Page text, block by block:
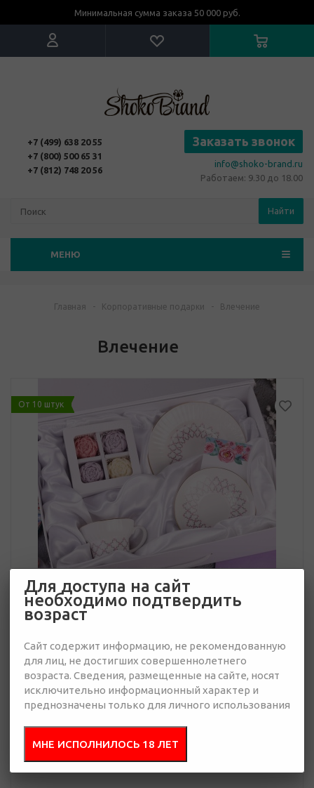
Минимальная сумма заказа 50 000 руб.
+7 (499) 638 20 55
+7 (800) 500 65 31
+7 (812) 748 20 56
Заказать звонок
info@shoko-brand.ru
Работаем: 9.30 до 18.00
Найти
МЕНЮ
Главная - Корпоративные подарки - Влечение
Влечение
От 10 штук
8 976 руб.
Много
запрос
Для доступа на сайт
необходимо подтвердить
возраст
Сайт содержит информацию, не рекомендованную
для лиц, не достигших совершеннолетнего
возраста. Сведения, размещенные на сайте, носят
исключительно информационный характер и
преднозначены только для личного использования
МНЕ ИСПОЛНИЛОСЬ 18 ЛЕТ